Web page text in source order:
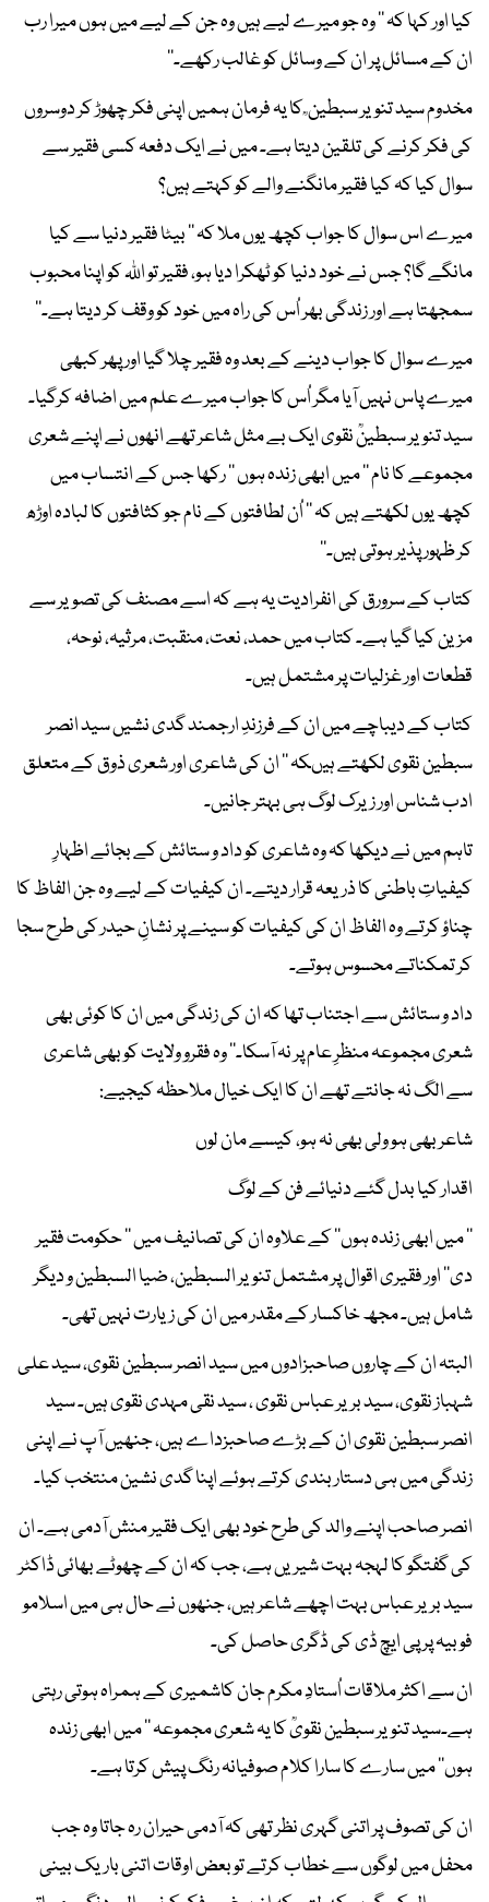
کیا اور کہا کہ ’’ وہ جو میرے لیے ہیں وہ جن کے لیے میں ہوں میرا رب
ان کے مسائل پر ان کے وسائل کو غالب رکھے۔‘‘
مخدوم سید تنویر سبطین ؒ کا یہ فرمان ہمیں اپنی فکر چھوڑ کر دوسروں
کی فکر کرنے کی تلقین دیتا ہے۔ میں نے ایک دفعہ کسی فقیر سے
سوال کیا کہ کیا فقیر مانگنے والے کو کہتے ہیں؟
میرے اس سوال کا جواب کچھ یوں ملا کہ ’’ بیٹا فقیر دنیا سے کیا
مانگے گا؟ جس نے خود دنیا کو ٹھکرا دیا ہو، فقیر تو اللہ کو اپنا محبوب
سمجھتا ہے اور زندگی بھر اُس کی راہ میں خود کو وقف کر دیتا ہے۔‘‘
میرے سوال کا جواب دینے کے بعد وہ فقیر چلا گیا اور پھر کبھی
میرے پاس نہیں آیا مگر اُس کا جواب میرے علم میں اضافہ کرگیا۔
سید تنویر سبطینؒ نقوی ایک بے مثل شاعر تھے انھوں نے اپنے شعری
مجموعے کا نام ’’ میں ابھی زندہ ہوں ‘‘ رکھا جس کے انتساب میں
کچھ یوں لکھتے ہیں کہ ’’ اُن لطافتوں کے نام جو کثافتوں کا لبادہ اوڑھ
کر ظہور پذیر ہوتی ہیں۔‘‘
کتاب کے سرورق کی انفرادیت یہ ہے کہ اسے مصنف کی تصویر سے
مزین کیا گیا ہے۔ کتاب میں حمد، نعت، منقبت، مرثیہ، نوحہ،
قطعات اور غزلیات پر مشتمل ہیں۔
کتاب کے دیباچے میں ان کے فرزندِ ارجمند گدی نشیں سید انصر
سبطین نقوی لکھتے ہیںکہ ’’ ان کی شاعری اور شعری ذوق کے متعلق
ادب شناس اور زیرک لوگ ہی بہتر جانیں۔
تاہم میں نے دیکھا کہ وہ شاعری کو داد و ستائش کے بجائے اظہارِ
کیفیاتِ باطنی کا ذریعہ قرار دیتے۔ ان کیفیات کے لیے وہ جن الفاظ کا
چناؤ کرتے وہ الفاظ ان کی کیفیات کو سینے پر نشانِ حیدر کی طرح سجا
کر تمکناتے محسوس ہوتے۔
داد و ستائش سے اجتناب تھا کہ ان کی زندگی میں ان کا کوئی بھی
شعری مجموعہ منظرِ عام پر نہ آسکا۔‘‘ وہ فقرو ولایت کو بھی شاعری
سے الگ نہ جانتے تھے ان کا ایک خیال ملاحظہ کیجیے:
شاعر بھی ہو ولی بھی نہ ہو، کیسے مان لوں
اقدار کیا بدل گئے دنیائے فن کے لوگ
’’ میں ابھی زندہ ہوں‘‘ کے علاوہ ان کی تصانیف میں ’’ حکومت فقیر
دی‘‘ اور فقیری اقوال پر مشتمل تنویر السبطین، ضیا السبطین و دیگر
شامل ہیں۔ مجھ خاکسار کے مقدر میں ان کی زیارت نہیں تھی۔
البتہ ان کے چاروں صاحبزادوں میں سید انصر سبطین نقوی، سید علی
شہباز نقوی، سید بریر عباس نقوی ، سید نقی مہدی نقوی ہیں۔ سید
انصر سبطین نقوی ان کے بڑے صاحبزداے ہیں، جنھیں آپ نے اپنی
زندگی میں ہی دستار بندی کرتے ہوئے اپنا گدی نشین منتخب کیا۔
انصر صاحب اپنے والد کی طرح خود بھی ایک فقیر منش آدمی ہے۔ ان
کی گفتگو کا لہجہ بہت شیریں ہے، جب کہ ان کے چھوٹے بھائی ڈاکٹر
سید بریر عباس بہت اچھے شاعر ہیں، جنھوں نے حال ہی میں اسلامو
فوبیہ پر پی ایچ ڈی کی ڈگری حاصل کی۔
ان سے اکثر ملاقات اُستادِ مکرم جان کاشمیری کے ہمراہ ہوتی رہتی
ہے۔سید تنویر سبطین نقویؒ کا یہ شعری مجموعہ ’’ میں ابھی زندہ
ہوں‘‘ میں سارے کا سارا کلام صوفیانہ رنگ پیش کرتا ہے۔
ان کی تصوف پر اتنی گہری نظر تھی کہ آدمی حیران رہ جاتا وہ جب
محفل میں لوگوں سے خطاب کرتے تو بعض اوقات اتنی باریک بینی